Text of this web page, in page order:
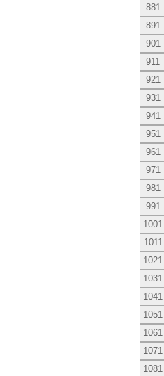
881
891
901
911
921
931
941
951
961
971
981
991
1001
1011
1021
1031
1041
1051
1061
1071
1081